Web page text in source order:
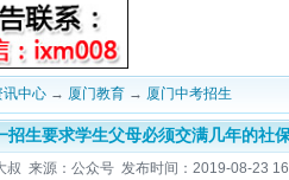
讯中心 → 厦门教育 → 厦门中考招生
招生要求学生父母必须交满几年的社
叔 来源：公众号 发布时间：2019-08-23